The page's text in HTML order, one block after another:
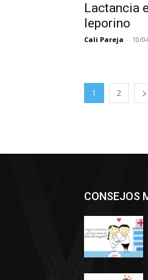
Lactancia
leporino
Cali Pareja - 10/
1 2
CONSEJOS